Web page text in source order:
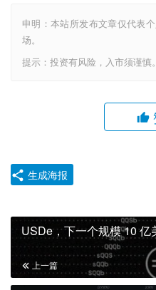
申明：本站所发布文章仅代表
场。
提示：投资有风险，入市须谨慎
生成海报
USDe，下一个规模 10 亿
上一篇